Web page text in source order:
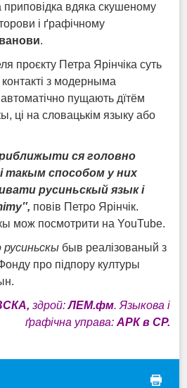
приповідка вдяка скушеному
і ґрафічному
.
проєкту Петра Ярінчіка суть
з модерныма
автоматічно пущають дїтём
ці на словацькім языку або
ся головно
такым способом у них
русиньскый язык і
повів Петро Ярінчік.
мож посмотрити на YouTube.
быв реалізованый з
про підпору културы
здрой:ЛЕМ.фм. Языкова і
ґрафічна управа:АРК в СР.
print